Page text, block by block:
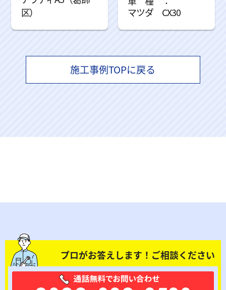
区）
マツダ CX30
施工事例TOPに戻る
プロがお答えします！ご相談ください